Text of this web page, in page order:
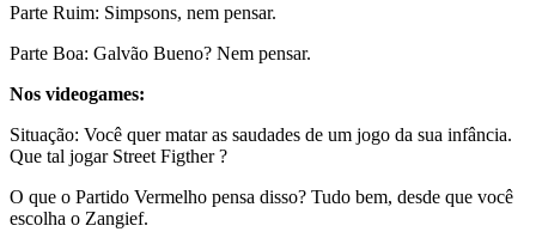
Parte Ruim: Simpsons, nem pensar.
Parte Boa: Galvão Bueno? Nem pensar.
Nos videogames:
Situação: Você quer matar as saudades de um jogo da sua infância.
Que tal jogar Street Figther ?
O que o Partido Vermelho pensa disso? Tudo bem, desde que você
escolha o Zangief.